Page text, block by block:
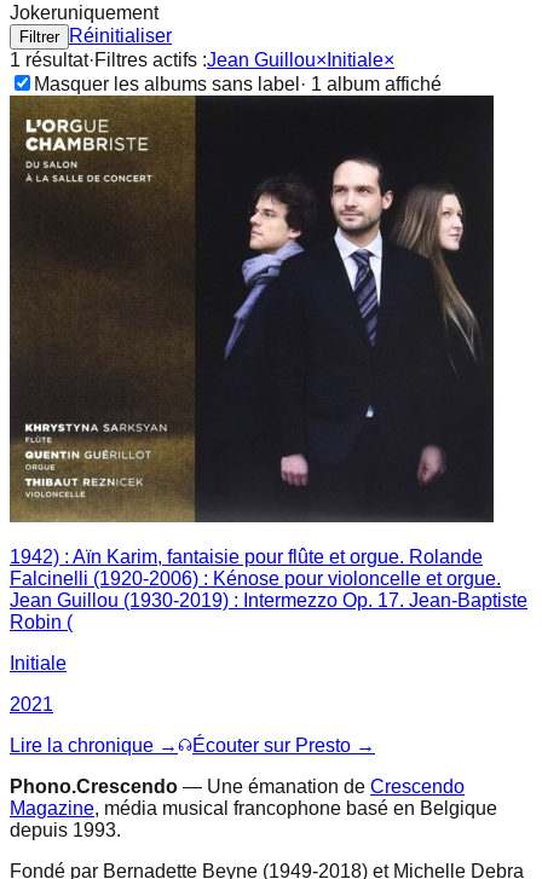
Jokeruniquement
Filtrer
Réinitialiser
1 résultat·Filtres actifs :Jean Guillou× Initiale×
Masquer les albums sans label · 1 album affiché
1942) : Aïn Karim, fantaisie pour flûte et orgue. Rolande
Falcinelli (1920-2006) : Kénose pour violoncelle et orgue.
Jean Guillou (1930-2019) : Intermezzo Op. 17. Jean-Baptiste
Robin (
Initiale
2021
Lire la chronique →
Écouter sur Presto →
Phono.Crescendo — Une émanation de Crescendo
Magazine, média musical francophone basé en Belgique
depuis 1993.
Fondé par Bernadette Beyne (1949-2018) et Michelle Debra